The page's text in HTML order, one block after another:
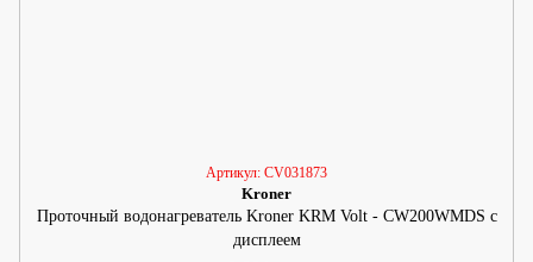
Артикул: CV031873
Kroner
Проточный водонагреватель Kroner KRM Volt - CW200WMDS с
дисплеем